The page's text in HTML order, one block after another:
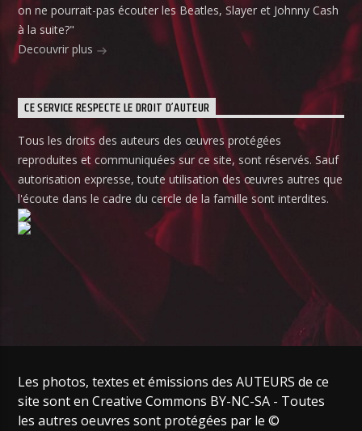
on ne pourrait-pas écouter les Beatles, Slayer et Johnny Cash
à la suite?"
Decouvrir plus
CE SERVICE RESPECTE LE DROIT D’AUTEUR
Tous les droits des auteurs des œuvres protégées
reproduites et communiquées sur ce site, sont réservés. Sauf
autorisation expresse, toute utilisation des œuvres autres que
l'écoute dans le cadre du cercle de la famille sont interdites.
Les photos, textes et émissions des AUTEURS de ce
site sont en Creative Commons BY-NC-SA - Toutes
les autres oeuvres sont protégées par le ©